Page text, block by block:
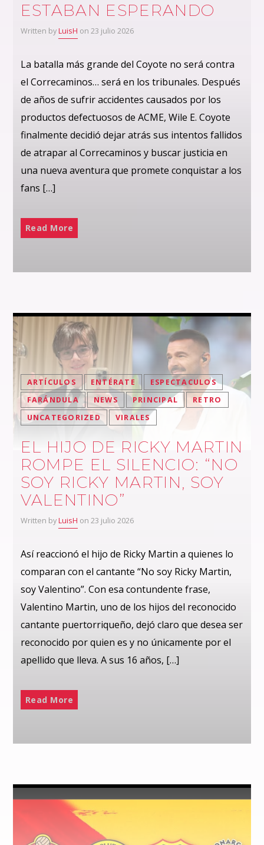
ESTABAN ESPERANDO
Written byLuisH on 23 julio 2026
La batalla más grande del Coyote no será contra
el Correcaminos… será en los tribunales. Después
de años de sufrir accidentes causados por los
productos defectuosos de ACME, Wile E. Coyote
finalmente decidió dejar atrás sus intentos fallidos
de atrapar al Correcaminos y buscar justicia en
una nueva aventura que promete conquistar a los
fans […]
Read More
ARTÍCULOS ENTÉRATE
ESPECTACULOS
FARÁNDULA
NEWS PRINCIPAL
RETRO
UNCATEGORIZED
VIRALES
EL HIJO DE RICKY MARTIN
ROMPE EL SILENCIO: “NO
SOY RICKY MARTIN, SOY
VALENTINO”
Written byLuisH on 23 julio 2026
Así reaccionó el hijo de Ricky Martin a quienes lo
comparan con el cantante “No soy Ricky Martin,
soy Valentino”. Con esa contundente frase,
Valentino Martin, uno de los hijos del reconocido
cantante puertorriqueño, dejó claro que desea ser
reconocido por quien es y no únicamente por el
apellido que lleva. A sus 16 años, […]
Read More